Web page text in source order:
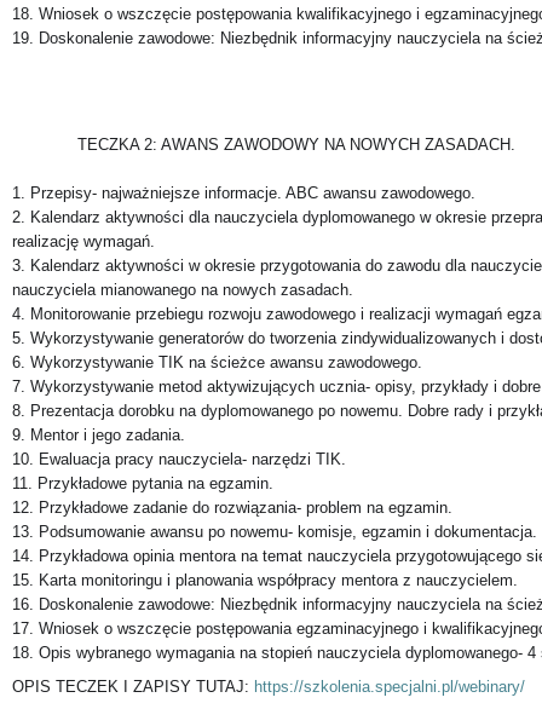
18. Wniosek o wszczęcie postępowania kwalifikacyjnego i
19. Doskonalenie zawodowe: Niezbędnik informacyjny nauczyciela na
TECZKA 2: AWANS ZAWODOWY NA NOWYCH ZASADACH.
1. Przepisy- najważniejsze informacje. ABC awansu zawodowego.
2. Kalendarz aktywności dla nauczyciela dyplomowanego w okresie
realizację wymagań.
3. Kalendarz aktywności w okresie przygotowania do zawodu dla
nauczyciela mianowanego na nowych zasadach.
4. Monitorowanie przebiegu rozwoju zawodowego i realizacji wymagań
5. Wykorzystywanie generatorów do tworzenia zindywidualizowanych i
6. Wykorzystywanie TIK na ścieżce awansu zawodowego.
7. Wykorzystywanie metod aktywizujących ucznia- opisy, przykłady i
8. Prezentacja dorobku na dyplomowanego po nowemu. Dobre rady i
9. Mentor i jego zadania.
10. Ewaluacja pracy nauczyciela- narzędzi TIK.
11. Przykładowe pytania na egzamin.
12. Przykładowe zadanie do rozwiązania- problem na egzamin.
13. Podsumowanie awansu po nowemu- komisje, egzamin i dokumentacja.
14. Przykładowa opinia mentora na temat nauczyciela przygotowującego
15. Karta monitoringu i planowania współpracy mentora z nauczycielem.
16. Doskonalenie zawodowe: Niezbędnik informacyjny nauczyciela na
17. Wniosek o wszczęcie postępowania egzaminacyjnego i
18. Opis wybranego wymagania na stopień nauczyciela dyplomowanego- 4
OPIS TECZEK I ZAPISY TUTAJ: https://szkolenia.specjalni.pl/webinary/